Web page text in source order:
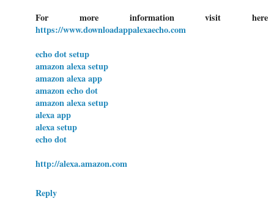
For more information visit here
https://www.downloadappalexaecho.com
echo dot setup
amazon alexa setup
amazon alexa app
amazon echo dot
amazon alexa setup
alexa app
alexa setup
echo dot
http://alexa.amazon.com
Reply